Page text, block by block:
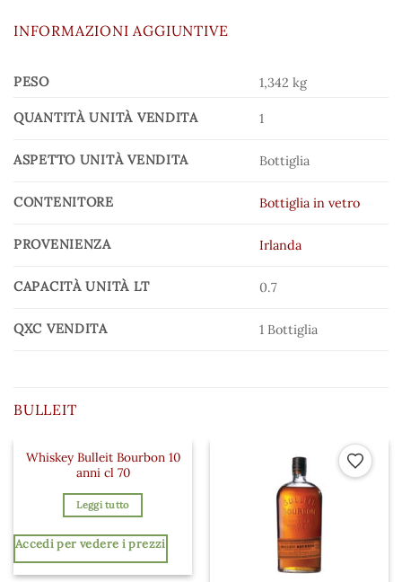
INFORMAZIONI AGGIUNTIVE
PESO 1,342 kg
QUANTITÀ UNITÀ VENDITA 1
ASPETTO UNITÀ VENDITA Bottiglia
CONTENITORE Bottiglia in vetro
PROVENIENZA Irlanda
CAPACITÀ UNITÀ LT 0.7
QXC VENDITA 1 Bottiglia
BULLEIT
Aggiungi ai preferiti
Whiskey Bulleit Bourbon 10
anni cl 70
Leggi tutto
Accedi per vedere i prezzi